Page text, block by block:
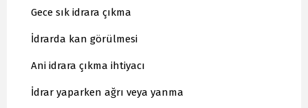
Gece sık idrara çıkma
İdrarda kan görülmesi
Ani idrara çıkma ihtiyacı
İdrar yaparken ağrı veya yanma